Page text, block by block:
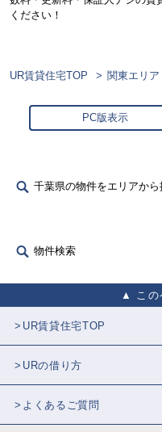
ください！
UR賃貸住宅TOP 関東エリア
PC版表示
千葉県の物件をエリアから
物件検索
こ
UR賃貸住宅TOP
URの借り方
よくあるご質問